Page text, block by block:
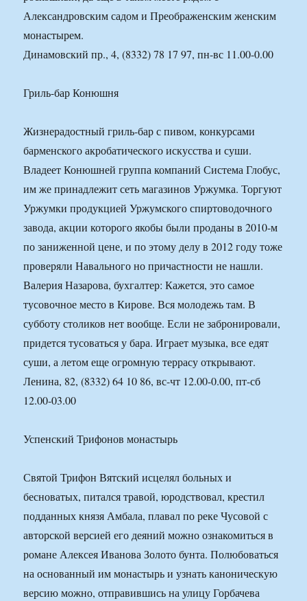
Александровским садом и Преображенским женским
монастырем.
Динамовский пр., 4, (8332) 78 17 97, пн-вс 11.00-0.00
Гриль-бар Конюшня
Жизнерадостный гриль-бар с пивом, конкурсами
барменского акробатического искусства и суши.
Владеет Конюшней группа компаний Система Глобус,
им же принадлежит сеть магазинов Уржумка. Торгуют
Уржумки продукцией Уржумского спиртоводочного
завода, акции которого якобы были проданы в 2010-м
по заниженной цене, и по этому делу в 2012 году тоже
проверяли Навального но причастности не нашли.
Валерия Назарова, бухгалтер: Кажется, это самое
тусовочное место в Кирове. Вся молодежь там. В
субботу столиков нет вообще. Если не забронировали,
придется тусоваться у бара. Играет музыка, все едят
суши, а летом еще огромную террасу открывают.
Ленина, 82, (8332) 64 10 86, вс-чт 12.00-0.00, пт-сб
12.00-03.00
Успенский Трифонов монастырь
Святой Трифон Вятский исцелял больных и
бесноватых, питался травой, юродствовал, крестил
подданных князя Амбала, плавал по реке Чусовой с
авторской версией его деяний можно ознакомиться в
романе Алексея Иванова Золото бунта. Полюбоваться
на основанный им монастырь и узнать каноническую
версию можно, отправившись на улицу Горбачева